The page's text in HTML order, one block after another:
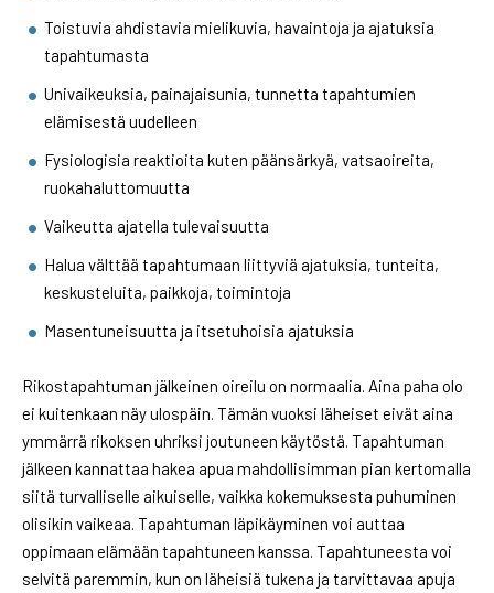
Toistuvia ahdistavia mielikuvia, havaintoja ja ajatuksia
tapahtumasta
Univaikeuksia, painajaisunia, tunnetta tapahtumien
elämisestä uudelleen
Fysiologisia reaktioita kuten päänsärkyä, vatsaoireita,
ruokahaluttomuutta
Vaikeutta ajatella tulevaisuutta
Halua välttää tapahtumaan liittyviä ajatuksia, tunteita,
keskusteluita, paikkoja, toimintoja
Masentuneisuutta ja itsetuhoisia ajatuksia
Rikostapahtuman jälkeinen oireilu on normaalia. Aina paha olo
ei kuitenkaan näy ulospäin. Tämän vuoksi läheiset eivät aina
ymmärrä rikoksen uhriksi joutuneen käytöstä. Tapahtuman
jälkeen kannattaa hakea apua mahdollisimman pian kertomalla
siitä turvalliselle aikuiselle, vaikka kokemuksesta puhuminen
olisikin vaikeaa. Tapahtuman läpikäyminen voi auttaa
oppimaan elämään tapahtuneen kanssa. Tapahtuneesta voi
selvitä paremmin, kun on läheisiä tukena ja tarvittavaa apuja